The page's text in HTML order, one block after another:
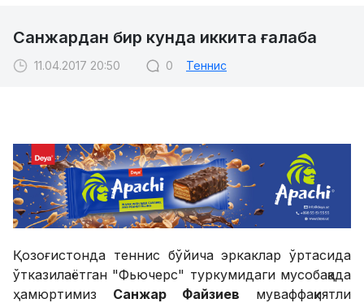
Санжардан бир кунда иккита ғалаба
11.04.2017 20:50 0 Теннис
Қозоғистонда теннис бўйича эркаклар ўртасида
ўтказилаётган "Фьючерс" туркумидаги мусобақада
ҳамюртимиз Санжар Файзиев муваффақиятли